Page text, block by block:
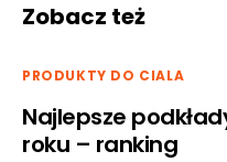
Zobacz też
PRODUKTY DO CIALA
Najlepsze
roku – ranking